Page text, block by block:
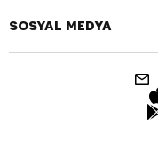
SOSYAL MEDYA